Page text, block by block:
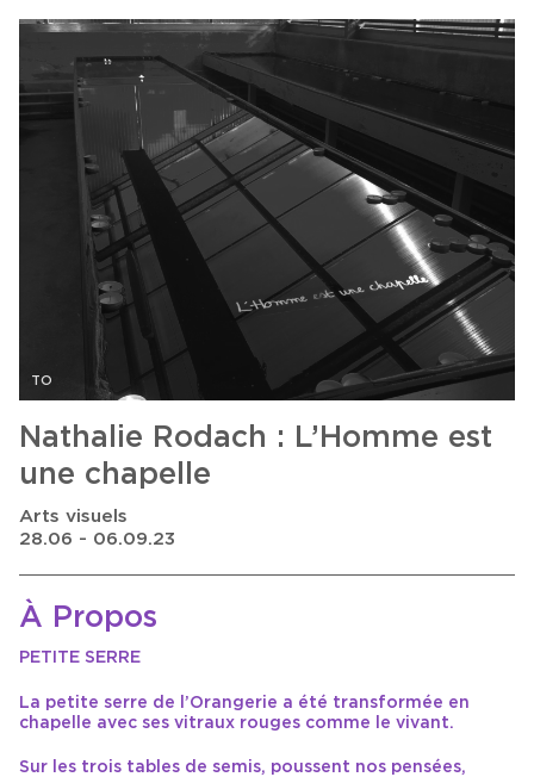
TO
Nathalie Rodach : L’Homme est
une chapelle
Arts visuels
28.06 - 06.09.23
À Propos
PETITE SERRE
La petite serre de l’Orangerie a été transformée en
chapelle avec ses vitraux rouges comme le vivant.
Sur les trois tables de semis, poussent nos pensées,